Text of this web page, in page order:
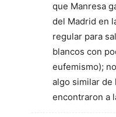
que Manresa
del Madrid en
regular para
blancos con
eufemismo);
algo similar de
encontraron a